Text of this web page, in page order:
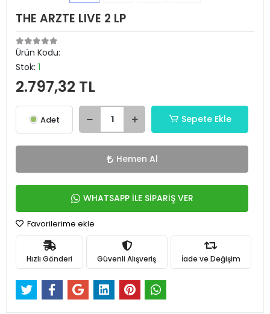
THE ARZTE LIVE 2 LP
Ürün Kodu:
Stok: 1
2.797,32 TL
Adet Sepete Ekle
Hemen Al
WHATSAPP İLE SİPARİŞ VER
Favorilerime ekle
Hızlı Gönderi Güvenli Alışveriş İade ve Değişim